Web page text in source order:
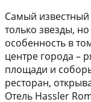
Самый
только звезды,
особенность в
центре города –
площади и
ресторан,
Отель Hassler